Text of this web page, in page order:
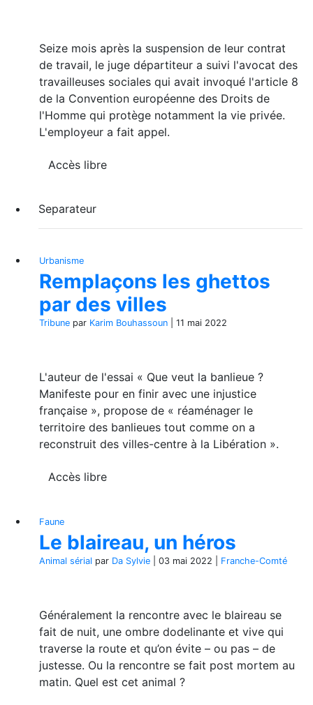
Seize mois après la suspension de leur contrat
de travail, le juge départiteur a suivi l'avocat des
travailleuses sociales qui avait invoqué l'article 8
de la Convention européenne des Droits de
l'Homme qui protège notamment la vie privée.
L'employeur a fait appel.
Accès libre
Separateur
Urbanisme
Remplaçons les ghettos
par des villes
Tribune par Karim Bouhassoun 11 mai 2022
L'auteur de l'essai « Que veut la banlieue ?
Manifeste pour en finir avec une injustice
française », propose de « réaménager le
territoire des banlieues tout comme on a
reconstruit des villes-centre à la Libération ».
Accès libre
Faune
Le blaireau, un héros
Animal sérial par Da Sylvie 03 mai 2022 Franche-Comté
Généralement la rencontre avec le blaireau se
fait de nuit, une ombre dodelinante et vive qui
traverse la route et qu’on évite – ou pas – de
justesse. Ou la rencontre se fait post mortem au
matin. Quel est cet animal ?